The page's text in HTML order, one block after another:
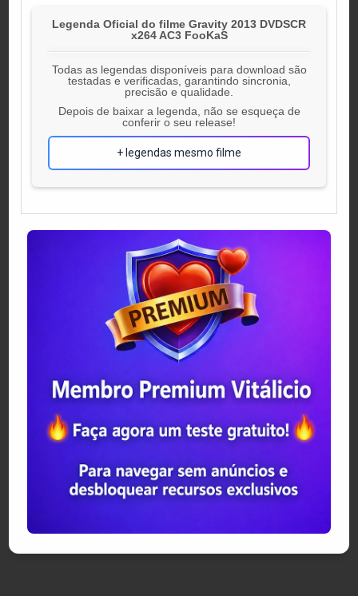
Legenda Oficial do filme Gravity 2013 DVDSCR
x264 AC3 FooKaS
Todas as legendas disponíveis para download são
testadas e verificadas, garantindo sincronia,
precisão e qualidade.
Depois de baixar a legenda, não se esqueça de
conferir o seu release!
+ legendas mesmo filme